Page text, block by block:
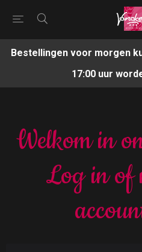
Bestellingen voor morgen
17:00 uur
Welkom in
Log in of